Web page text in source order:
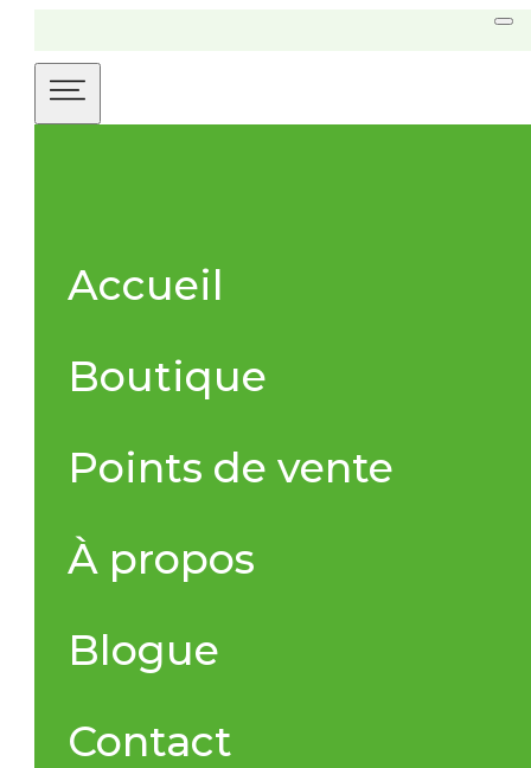
Accueil
Boutique
Points de vente
À propos
Blogue
Contact